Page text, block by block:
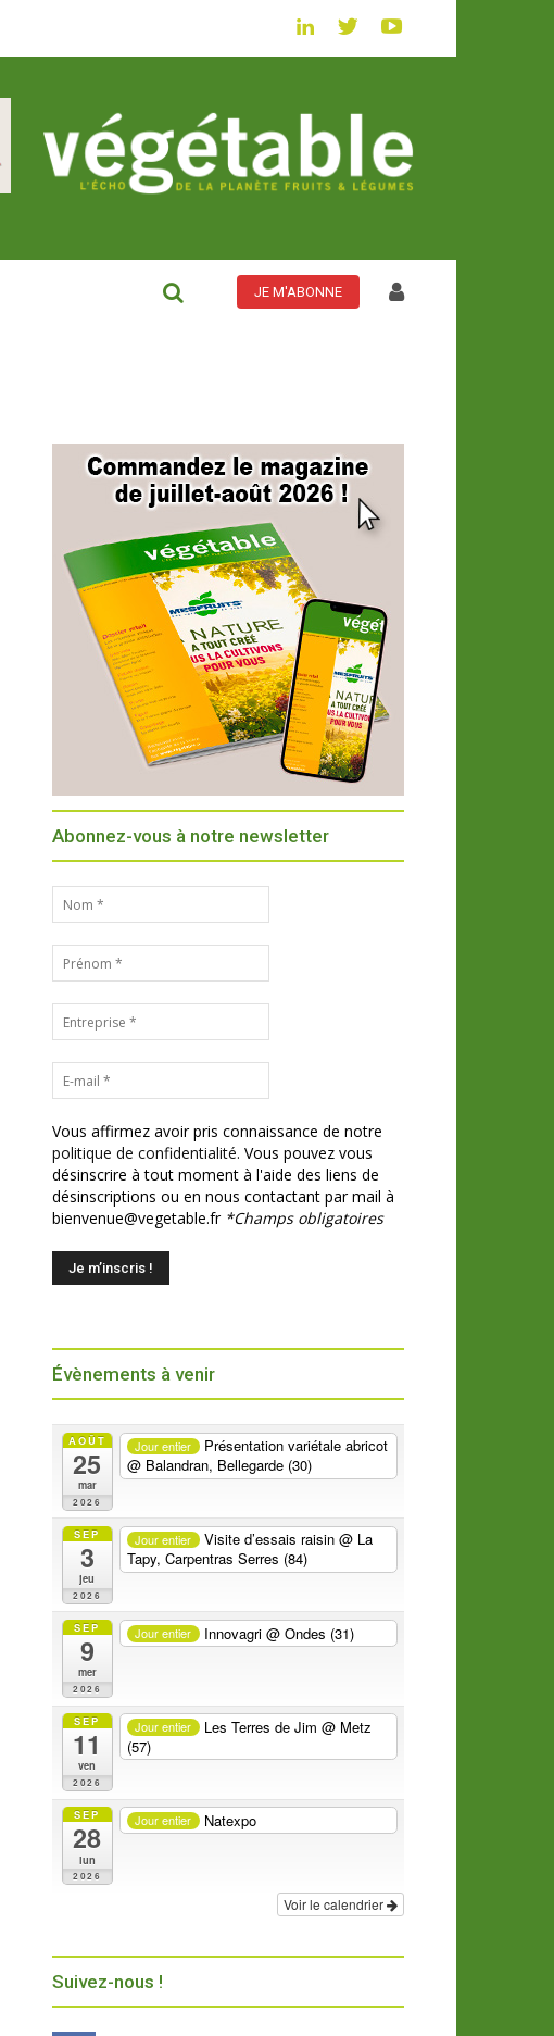
JE M'ABONNE
Abonnez-vous à notre newsletter
Vous affirmez avoir pris connaissance de notre
politique de confidentialité. Vous pouvez vous
désinscrire à tout moment à l'aide des liens de
désinscriptions ou en nous contactant par mail à
bienvenue@vegetable.fr *Champs obligatoires
Évènements à venir
AOÛT
25
mar
2026
Jour entier
Présentation variétale abricot
@ Balandran, Bellegarde (30)
SEP
3
jeu
2026
Jour entier Visite d’essais raisin@ La
Tapy, Carpentras Serres (84)
SEP
9
mer
2026
Jour entier Innovagri@ Ondes (31)
SEP
11
ven
2026
Jour entier Les Terres de Jim@ Metz
(57)
SEP
28
lun
2026
Jour entier Natexpo
Voir le calendrier
Suivez-nous !